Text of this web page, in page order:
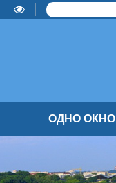
ОДНО ОКНО